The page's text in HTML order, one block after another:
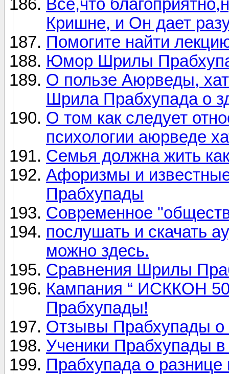
Все,что
Кришне, и Он дает
Помогите найти
Юмор Шрилы
О пользе Аюрведы,
Шрила Прабхупада о
О том как следует
психологии аюрведе
Семья должна жить
Афоризмы и
Прабхупады
Современное
послушать и скачать
можно здесь.
Сравнения Шрилы
Кампания “ ИСККОН
Прабхупады!
Отзывы Прабхупады о
Ученики Прабхупады
Прабхупада о